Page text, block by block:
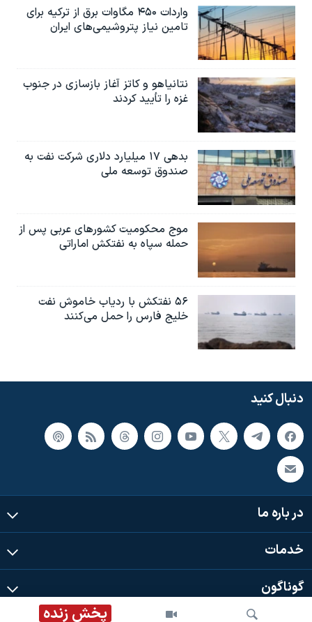
پخش زنده
واردات ۴۵۰ مگاوات برق از ترکیه برای
تامین نیاز پتروشیمی‌های ایران
نتانیاهو و کاتز آغاز بازسازی در جنوب
غزه را تأیید کردند
بدهی ۱۷ میلیارد دلاری شرکت نفت به
صندوق توسعه ملی
موج محکومیت کشورهای عربی پس از
حمله سپاه به نفتکش اماراتی
۵۶ نفتکش با ردیاب خاموش نفت
خلیج فارس را حمل می‌کنند
دنبال کنید
در باره ما
خدمات
گوناگون